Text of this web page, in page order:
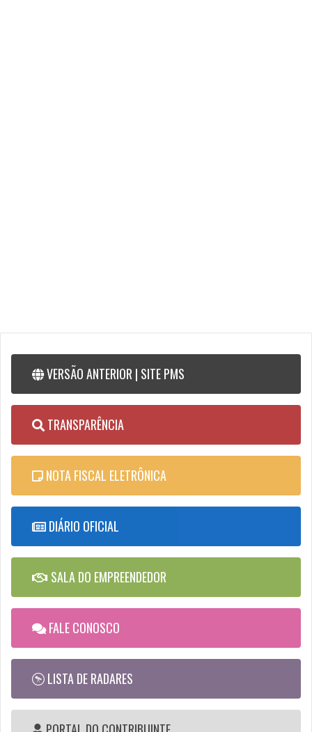
VERSÃO ANTERIOR | SITE PMS
TRANSPARÊNCIA
NOTA FISCAL ELETRÔNICA
DIÁRIO OFICIAL
SALA DO EMPREENDEDOR
FALE CONOSCO
LISTA DE RADARES